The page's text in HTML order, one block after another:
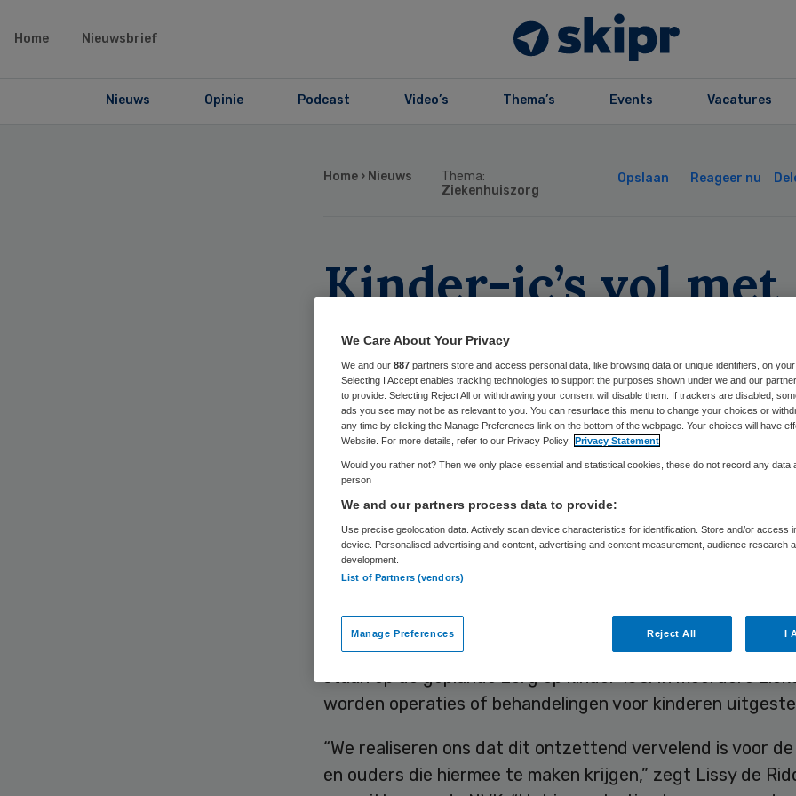
Home Nieuwsbrief
Nieuws Opinie Podcast Video’s Thema’s Events Vacatures
Home › Nieuws
Thema:
Ziekenhuiszorg
Opslaan Reageer nu
Kinder-ic’s vol met
RS-patiënten
Frits Baltesen 2 januari 2025,09:01 630 keer gelezen
Op kinder-IC’s liggen momenteel veel jonge kinderen met
luchtwegproblemen door het RS-virus, bevestigt een
woordvoerder van de Nederlandse Vereniging voor
Kindergeneeskunde (NVK) na berichtgeving van de NOS en
Ongeveer de helft van de negentig kinder-ic-bedden is
kinderen met het RS-virus, aldus de NVK. Daardoor komt
staan op de geplande zorg op kinder-ic’s. In meerdere
worden operaties of behandelingen voor kinderen
“We realiseren ons dat dit ontzettend vervelend is voor
en ouders die hiermee te maken krijgen,” zegt Lissy de
We Care About Your Privacy
We and our 887 partners store and access personal data, like browsing data or unique identifiers, on your
Selecting I Accept enables tracking technologies to support the purposes shown under we and our
to provide. Selecting Reject All or withdrawing your consent will disable them. If trackers are disabled,
ads you see may not be as relevant to you. You can resurface this menu to change your choices or
any time by clicking the Manage Preferences link on the bottom of the webpage. Your choices will have
Website. For more details, refer to our Privacy Policy.
Privacy Statement
Would you rather not? Then we only place essential and statistical cookies, these do not record any data
person
We and our partners process data to provide:
Use precise geolocation data. Actively scan device characteristics for identification. Store and/or access
device. Personalised advertising and content, advertising and content measurement, audience research
development.
List of Partners (vendors)
Manage Preferences Reject All I